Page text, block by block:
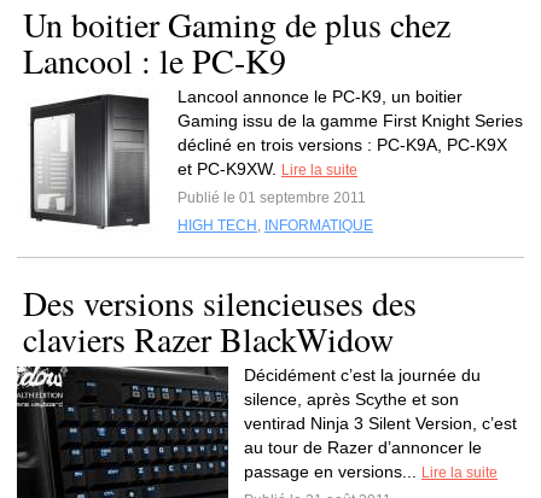
Un boitier Gaming de plus chez
Lancool : le PC-K9
Lancool annonce le PC-K9, un boitier
Gaming issu de la gamme First Knight Series
décliné en trois versions : PC-K9A, PC-K9X
et PC-K9XW.
Lire la suite
Publié le 01 septembre 2011
HIGH TECH , INFORMATIQUE
Des versions silencieuses des
claviers Razer BlackWidow
Décidément c’est la journée du
silence, après Scythe et son
ventirad Ninja 3 Silent Version, c’est
au tour de Razer d’annoncer le
passage en versions...
Lire la suite